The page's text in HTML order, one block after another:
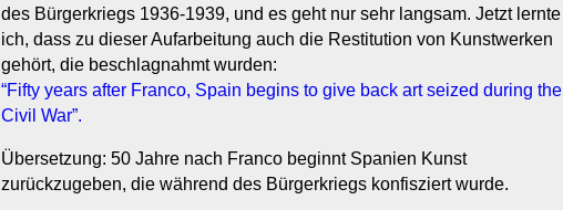
des Bürgerkriegs 1936-1939, und es geht nur sehr langsam. Jetzt lernte
ich, dass zu dieser Aufarbeitung auch die Restitution von Kunstwerken
gehört, die beschlagnahmt wurden:
“Fifty years after Franco, Spain begins to give back art seized during the
Civil War”.
Übersetzung: 50 Jahre nach Franco beginnt Spanien Kunst
zurückzugeben, die während des Bürgerkriegs konfisziert wurde.